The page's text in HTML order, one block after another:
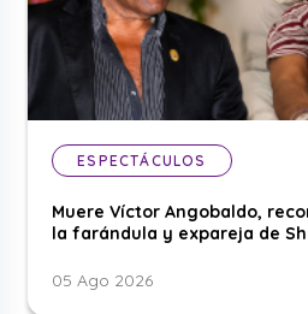
ESPECTÁCULOS
Muere Víctor Angobaldo,
la farándula y expareja de
05 Ago 2026